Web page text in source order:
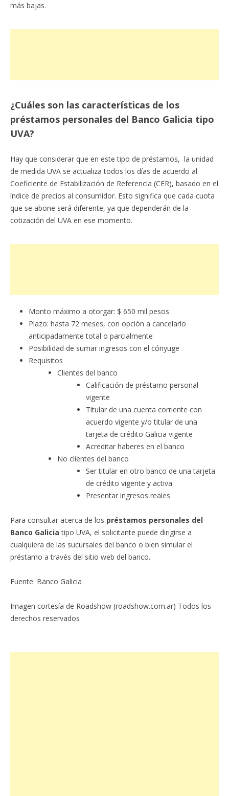
más bajas.
¿Cuáles son las características de los
préstamos personales del Banco Galicia tipo
UVA?
Hay que considerar que en este tipo de préstamos, la unidad
de medida UVA se actualiza todos los días de acuerdo al
Coeficiente de Estabilización de Referencia (CER), basado en el
índice de precios al consumidor. Esto significa que cada cuota
que se abone será diferente, ya que dependerán de la
cotización del UVA en ese momento.
Monto máximo a otorgar: $ 650 mil pesos
Plazo: hasta 72 meses, con opción a cancelarlo
anticipadamente total o parcialmente
Posibilidad de sumar ingresos con el cónyuge
Requisitos
Clientes del banco
Calificación de préstamo personal
vigente
Titular de una cuenta corriente con
acuerdo vigente y/o titular de una
tarjeta de crédito Galicia vigente
Acreditar haberes en el banco
No clientes del banco
Ser titular en otro banco de una tarjeta
de crédito vigente y activa
Presentar ingresos reales
Para consultar acerca de los préstamos personales del
Banco Galiciatipo UVA, el solicitante puede dirigirse a
cualquiera de las sucursales del banco o bien simular el
préstamo a través del sitio web del banco.
Fuente: Banco Galicia
Imagen cortesía de Roadshow (roadshow.com.ar) Todos los
derechos reservados